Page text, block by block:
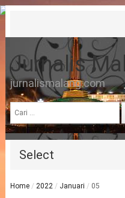
Jurnalis
jurnalismalang.com
Cari
untuk:
Select
Home / 2022 / Januari / 05